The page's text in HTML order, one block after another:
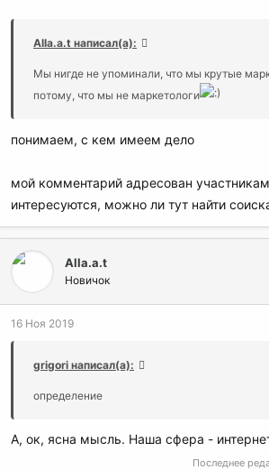
Alla.a.t написал(а):
Мы нигде не упоминали, что мы крутые
потому, что мы не маркетологи
понимаем, c кем имеем дело
мой комментарий адресован
интересуются, можно ли тут найти
Alla.a.t
Новичок
16 Ноя 2019
grigori написал(а):
определение
А, ок, ясна мысль. Наша сфера -
Последнее